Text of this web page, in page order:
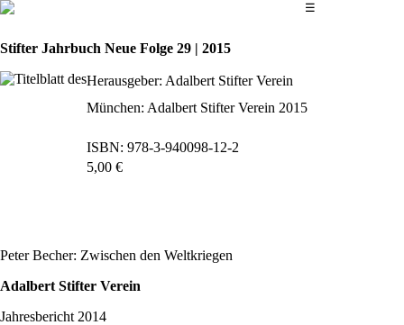
Das
☰
Stifter Jahrbuch Neue Folge 29 | 2015
Herausgeber: Adalbert Stifter Verein
München: Adalbert Stifter Verein 2015
ISBN: 978-3-940098-12-2
5,00 €
Peter Becher: Zwischen den Weltkriegen
Adalbert Stifter Verein
Jahresbericht 2014